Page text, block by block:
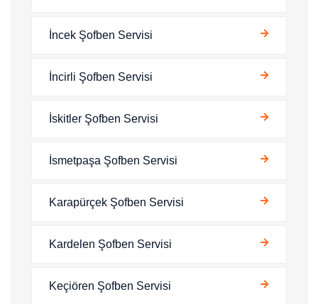
İncek Şofben Servisi
İncirli Şofben Servisi
İskitler Şofben Servisi
İsmetpaşa Şofben Servisi
Karapürçek Şofben Servisi
Kardelen Şofben Servisi
Keçiören Şofben Servisi